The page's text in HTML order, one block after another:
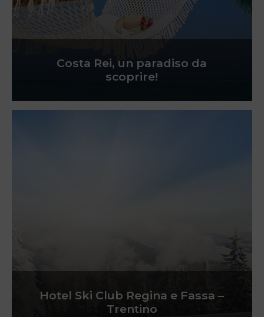
Costa Rei, un paradiso da
scoprire!
Hotel Ski Club Regina e Fassa –
Trentino